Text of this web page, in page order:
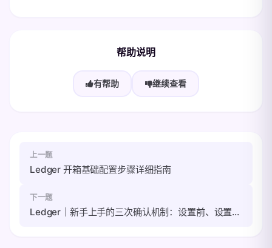
帮助说明
有帮助 继续查看
上一题
Ledger 开箱基础配置步骤详细指南
下一题
Ledger｜新手上手的三次确认机制：设置前、设置中、设置后